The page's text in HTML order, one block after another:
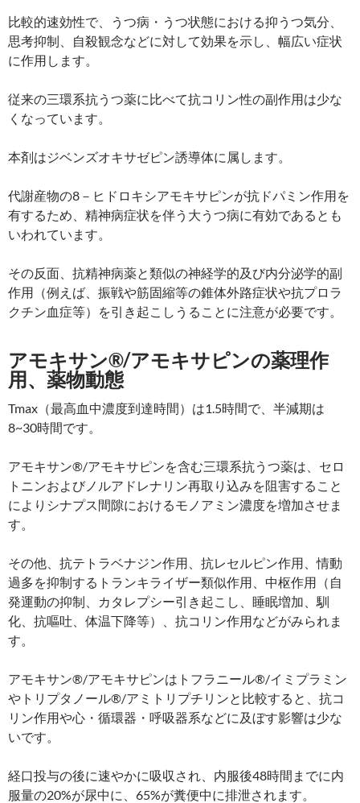
比較的速効性で、うつ病・うつ状態における抑うつ気分、
思考抑制、自殺観念などに対して効果を示し、幅広い症状
に作用します。
従来の三環系抗うつ薬に比べて抗コリン性の副作用は少な
くなっています。
本剤はジベンズオキサゼピン誘導体に属します。
代謝産物の8－ヒドロキシアモキサピンが抗ドパミン作用を
有するため、精神病症状を伴う大うつ病に有効であるとも
いわれています。
その反面、抗精神病薬と類似の神経学的及び内分泌学的副
作用（例えば、振戦や筋固縮等の錐体外路症状や抗プロラ
クチン血症等）を引き起こしうることに注意が必要です。
アモキサン®/アモキサピンの薬理作
用、薬物動態
Tmax（最高血中濃度到達時間）は1.5時間で、半減期は
8~30時間です。
アモキサン®/アモキサピンを含む三環系抗うつ薬は、セロ
トニンおよびノルアドレナリン再取り込みを阻害すること
によりシナプス間隙におけるモノアミン濃度を増加させま
す。
その他、抗テトラベナジン作用、抗レセルピン作用、情動
過多を抑制するトランキライザー類似作用、中枢作用（自
発運動の抑制、カタレプシー引き起こし、睡眠増加、馴
化、抗嘔吐、体温下降等）、抗コリン作用などがみられま
す。
アモキサン®/アモキサピンはトフラニール®/イミプラミン
やトリプタノール®/アミトリプチリンと比較すると、抗コ
リン作用や心・循環器・呼吸器系などに及ぼす影響は少な
いです。
経口投与の後に速やかに吸収され、内服後48時間までに内
服量の20%が尿中に、65%が糞便中に排泄されます。